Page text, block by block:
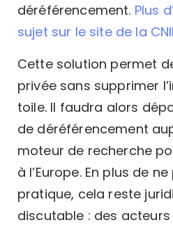
déréférencement. Plus
sujet sur le site de la
Cette solution permet
privée sans supprimer
toile. Il faudra alors
de déréférencement
moteur de recherche
à l’Europe. En plus de
pratique, cela reste
discutable : des